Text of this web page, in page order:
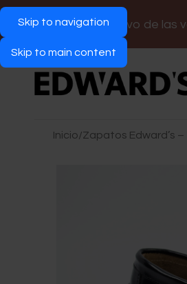
Skip to navigation
Skip to main content
Con motivo de las
Inicio/Zapatos Edward’s